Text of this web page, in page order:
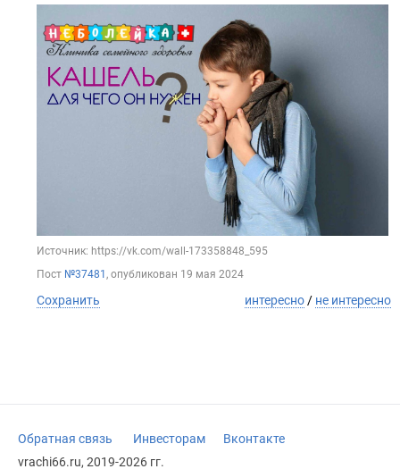
Источник: https://vk.com/wall-173358848_595
Пост №37481 , опубликован 19 мая 2024
Сохранить интересно / не интересно
Обратная связь Инвесторам
Вконтакте
vrachi66.ru, 2019-2026 гг.